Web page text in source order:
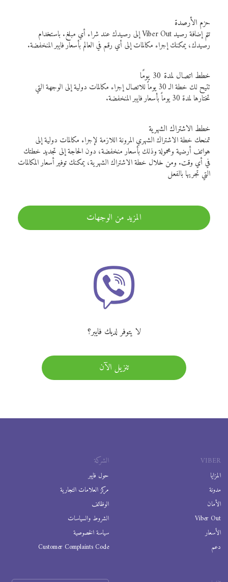
حزم الأرصدة
تتم إضافة رصيد Viber Out إلى رصيدك عند شراء أي مبلغ. باستخدام
رصيدك، يمكنك إجراء مكالمات إلى أي رقم في العالم بأسعار فايبر المنخفضة.
خطط اتصال لمدة 30 يومًا
تتيح لك خطة الـ 30 يوماً للاتصال إجراء مكالمات دولية إلى الوجهة التي
تختارها لمدة 30 يوماً بأسعار فايبر المنخفضة.
خطط الاشتراك الشهرية
تمنحك خطة الاشتراك الشهري المرونة اللازمة لإجراء مكالمات دولية إلى
هواتف أرضية ومحمولة وذلك بأسعار منخفضة، دون الحاجة إلى تجديد خطتك
في أي وقت. ومن خلال خطة الاشتراك الشهرية، يمكنك توفير أسعار المكالمات
التي تجريها بالفعل
المزيد من الوجهات
لا يتوفر لديك فايبر؟
تنزيل الآن
VIBER
المزايا
مدونة
الأمان
Viber Out
الأسعار
دعم
الشركة
حول فايبر
مركز العلامات التجارية
الوظائف
الشروط والسياسات
سياسة الخصوصية
Customer Complaints Code